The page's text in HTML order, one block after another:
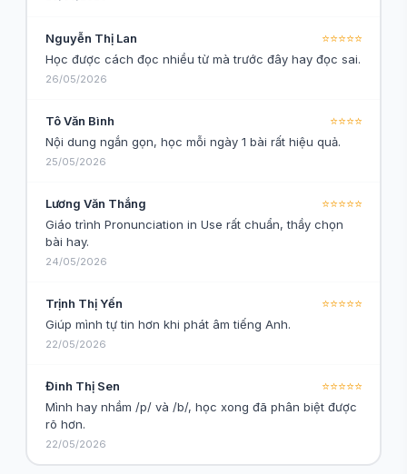
Nguyễn Thị Lan
⭐⭐⭐⭐⭐
Học được cách đọc nhiều từ mà trước đây hay đọc sai.
26/05/2026
Tô Văn Bình
⭐⭐⭐⭐
Nội dung ngắn gọn, học mỗi ngày 1 bài rất hiệu quả.
25/05/2026
Lương Văn Thắng
⭐⭐⭐⭐⭐
Giáo trình Pronunciation in Use rất chuẩn, thầy chọn
bài hay.
24/05/2026
Trịnh Thị Yến
⭐⭐⭐⭐⭐
Giúp mình tự tin hơn khi phát âm tiếng Anh.
22/05/2026
Đinh Thị Sen
⭐⭐⭐⭐⭐
Mình hay nhầm /p/ và /b/, học xong đã phân biệt được
rõ hơn.
22/05/2026